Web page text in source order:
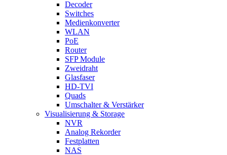
Decoder
Switches
Medienkonverter
WLAN
PoE
Router
SFP Module
Zweidraht
Glasfaser
HD-TVI
Quads
Umschalter & Verstärker
Visualisierung & Storage
NVR
Analog Rekorder
Festplatten
NAS